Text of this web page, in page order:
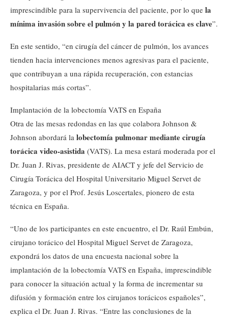
imprescindible para la supervivencia del paciente, por lo que la
mínima invasión sobre el pulmón y la pared torácica es clave”.
En este sentido, “en cirugía del cáncer de pulmón, los avances
tienden hacia intervenciones menos agresivas para el paciente,
que contribuyan a una rápida recuperación, con estancias
hospitalarias más cortas”.
Implantación de la lobectomía VATS en España
Otra de las mesas redondas en las que colabora Johnson &
Johnson abordará la lobectomía pulmonar mediante cirugía
torácica video-asistida (VATS). La mesa estará moderada por el
Dr. Juan J. Rivas, presidente de AIACT y jefe del Servicio de
Cirugía Torácica del Hospital Universitario Miguel Servet de
Zaragoza, y por el Prof. Jesús Loscertales, pionero de esta
técnica en España.
“Uno de los participantes en este encuentro, el Dr. Raúl Embún,
cirujano torácico del Hospital Miguel Servet de Zaragoza,
expondrá los datos de una encuesta nacional sobre la
implantación de la lobectomía VATS en España, imprescindible
para conocer la situación actual y la forma de incrementar su
difusión y formación entre los cirujanos torácicos españoles”,
explica el Dr. Juan J. Rivas. “Entre las conclusiones de la